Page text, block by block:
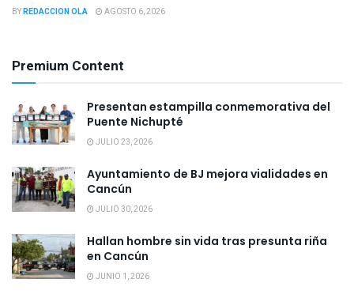
BYREDACCION OLA AGOSTO 6, 2026
Premium Content
Presentan estampilla conmemorativa del
Puente Nichupté
JULIO 23, 2026
Ayuntamiento de BJ mejora vialidades en
Cancún
JULIO 30, 2026
Hallan hombre sin vida tras presunta riña
en Cancún
JUNIO 1, 2026